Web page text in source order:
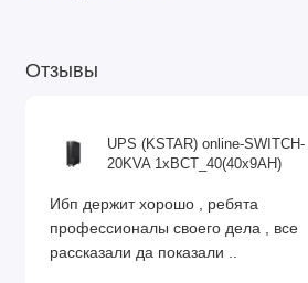
Отзывы
UPS (KSTAR) online-SWITCH-
20KVA 1xBCT_40(40x9AH)
Ибп держит хорошо , ребята
профессионалы своего дела , все
рассказали да показали ..